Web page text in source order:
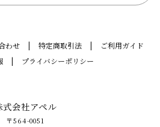
わせ 特定商取引法
ご利用ガイド
プライバシーポリシー
式会社アペル
〒564-0051